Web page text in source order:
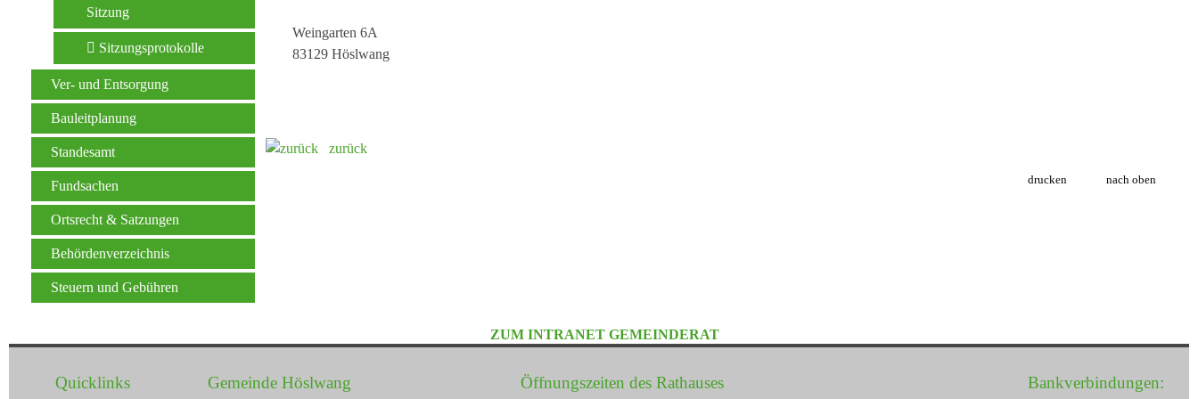
Sitzung
Sitzungsprotokolle
Ver- und Entsorgung
Bauleitplanung
Standesamt
Fundsachen
Ortsrecht & Satzungen
Behördenverzeichnis
Steuern und Gebühren
Weingarten 6A
83129 Höslwang
zurück
drucken nach oben
ZUM INTRANET GEMEINDERAT
Quicklinks Gemeinde Höslwang Öffnungszeiten des Rathauses Bankverbindungen: